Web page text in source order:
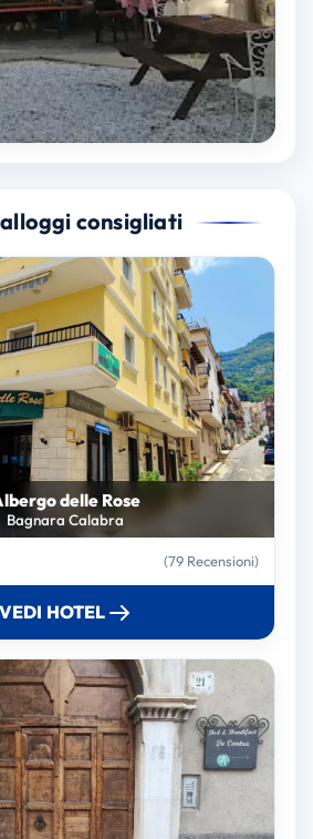
consigliati
delle Rose
Bagnara Calabra
(79 Recensioni)
VEDI HOTEL